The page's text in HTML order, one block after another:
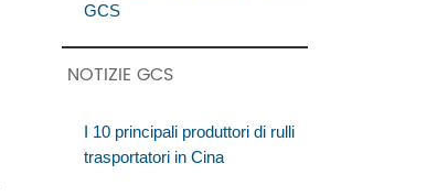
GCS
NOTIZIE GCS
I 10 principali produttori di rulli
trasportatori in Cina